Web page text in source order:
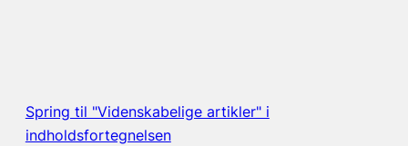
Spring til "Videnskabelige artikler" i
indholdsfortegnelsen